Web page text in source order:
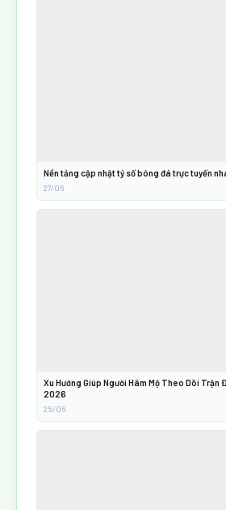
Nền tảng cập nhật tỷ số bóng đá trực tuyến
27/06
Xu Hướng Giúp Người Hâm Mộ Theo Dõi Trận
2026
25/06